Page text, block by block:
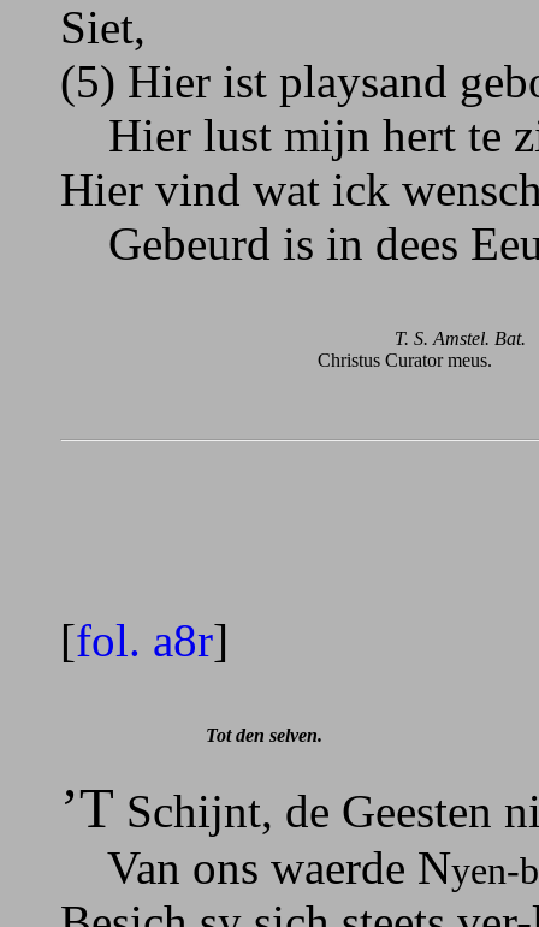
Siet,
(5) Hier ist playsand
Hier lust mijn hert te
Hier vind wat ick
Gebeurd is in dees
T. S. Amstel. Bat.
Christus Curator meus.
[fol. a8r]
Tot den selven.
’T Schijnt, de Geesten
Van ons waerde Nyen-